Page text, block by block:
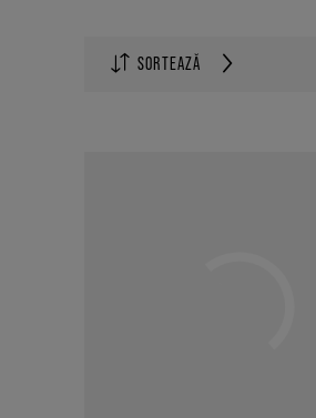
SORTEAZĂ